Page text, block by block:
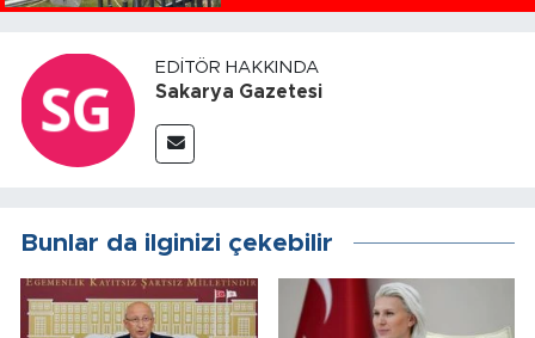
EDITÖR HAKKINDA
Sakarya Gazetesi
Bunlar da ilginizi çekebilir